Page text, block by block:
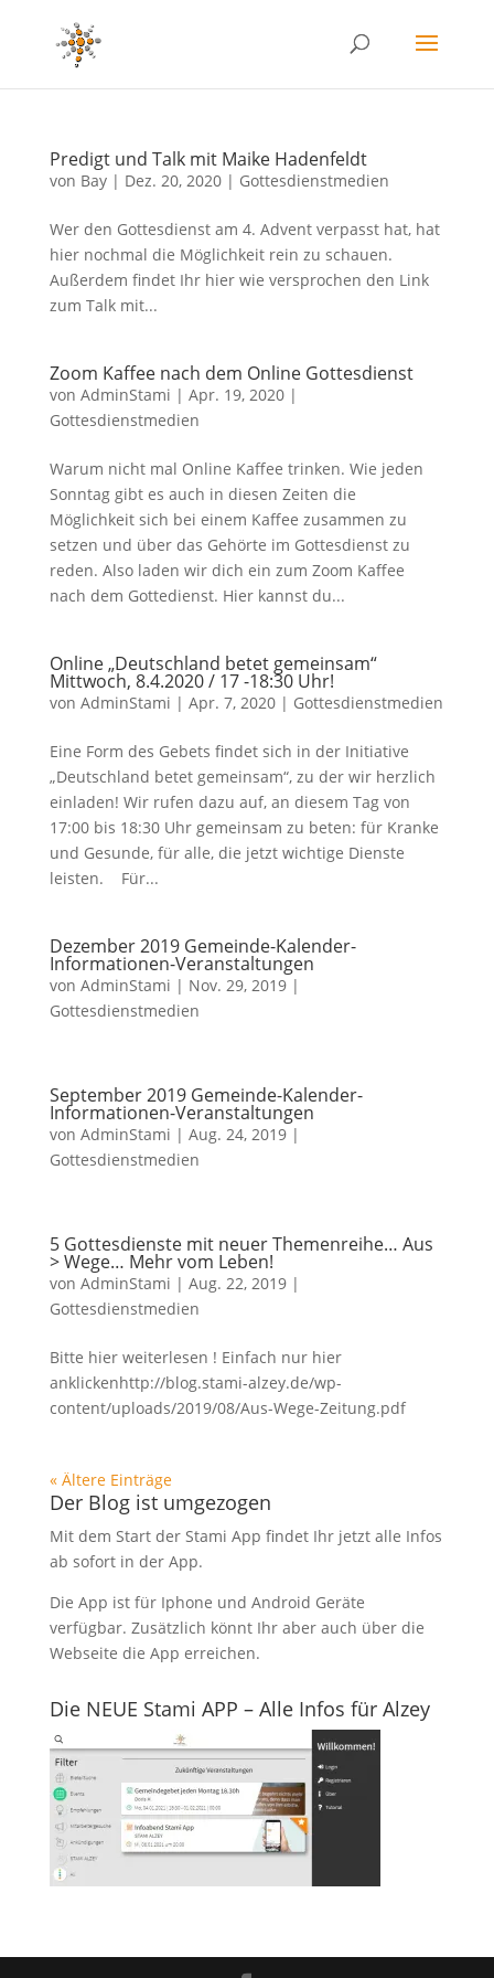
Predigt und Talk mit Maike Hadenfeldt
von Bay| Dez. 20, 2020| Gottesdienstmedien
Wer den Gottesdienst am 4. Advent verpasst hat, hat
hier nochmal die Möglichkeit rein zu schauen.
Außerdem findet Ihr hier wie versprochen den Link
zum Talk mit...
Zoom Kaffee nach dem Online Gottesdienst
von AdminStami | Apr. 19, 2020|
Gottesdienstmedien
Warum nicht mal Online Kaffee trinken. Wie jeden
Sonntag gibt es auch in diesen Zeiten die
Möglichkeit sich bei einem Kaffee zusammen zu
setzen und über das Gehörte im Gottesdienst zu
reden. Also laden wir dich ein zum Zoom Kaffee
nach dem Gottedienst. Hier kannst du...
Online „Deutschland betet gemeinsam“
Mittwoch, 8.4.2020 / 17 -18:30 Uhr!
von AdminStami | Apr. 7, 2020| Gottesdienstmedien
Eine Form des Gebets findet sich in der Initiative
„Deutschland betet gemeinsam“, zu der wir herzlich
einladen! Wir rufen dazu auf, an diesem Tag von
17:00 bis 18:30 Uhr gemeinsam zu beten: für Kranke
und Gesunde, für alle, die jetzt wichtige Dienste
leisten. Für...
Dezember 2019 Gemeinde-Kalender-
Informationen-Veranstaltungen
von AdminStami | Nov. 29, 2019|
Gottesdienstmedien
September 2019 Gemeinde-Kalender-
Informationen-Veranstaltungen
von AdminStami | Aug. 24, 2019|
Gottesdienstmedien
5 Gottesdienste mit neuer Themenreihe… Aus
> Wege… Mehr vom Leben!
von AdminStami | Aug. 22, 2019|
Gottesdienstmedien
Bitte hier weiterlesen ! Einfach nur hier
anklickenhttp://blog.stami-alzey.de/wp-
content/uploads/2019/08/Aus-Wege-Zeitung.pdf
« Ältere Einträge
Der Blog ist umgezogen
Mit dem Start der Stami App findet Ihr jetzt alle Infos
ab sofort in der App.
Die App ist für Iphone und Android Geräte
verfügbar. Zusätzlich könnt Ihr aber auch über die
Webseite die App erreichen.
Die NEUE Stami APP – Alle Infos für Alzey